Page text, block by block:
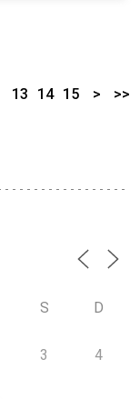
13 14 15 > >>
S D
3 4